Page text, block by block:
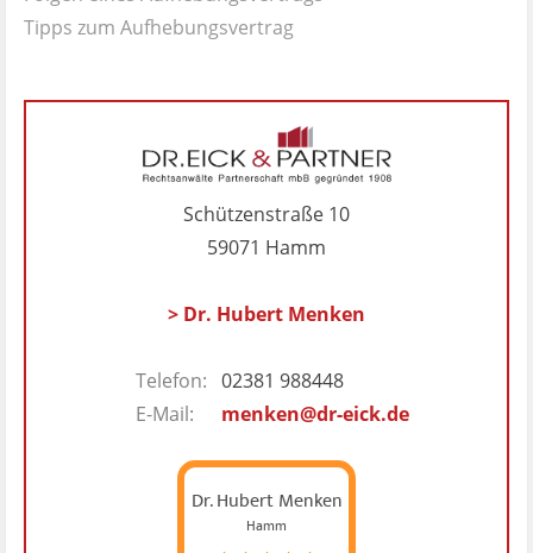
Tipps zum Aufhebungsvertrag
Schützenstraße 10
59071 Hamm
> Dr. Hubert Menken
Telefon: 02381 988448
E-Mail:
menken@dr-eick.de
Dr. Hubert Menken
Hamm